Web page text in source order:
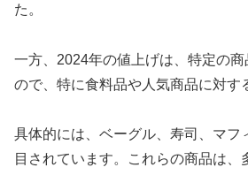
た。
一方、2024年の値上げは、特定の
ので、特に食料品や人気商品に対す
具体的には、ベーグル、寿司、マフ
目されています。これらの商品は、